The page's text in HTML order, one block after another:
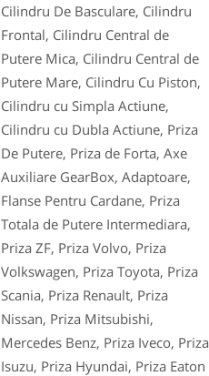
Cilindru De Basculare, Cilindru
Frontal, Cilindru Central de
Putere Mica, Cilindru Central de
Putere Mare, Cilindru Cu Piston,
Cilindru cu Simpla Actiune,
Cilindru cu Dubla Actiune, Priza
De Putere, Priza de Forta, Axe
Auxiliare GearBox, Adaptoare,
Flanse Pentru Cardane, Priza
Totala de Putere Intermediara,
Priza ZF, Priza Volvo, Priza
Volkswagen, Priza Toyota, Priza
Scania, Priza Renault, Priza
Nissan, Priza Mitsubishi,
Mercedes Benz, Priza Iveco, Priza
Isuzu, Priza Hyundai, Priza Eaton